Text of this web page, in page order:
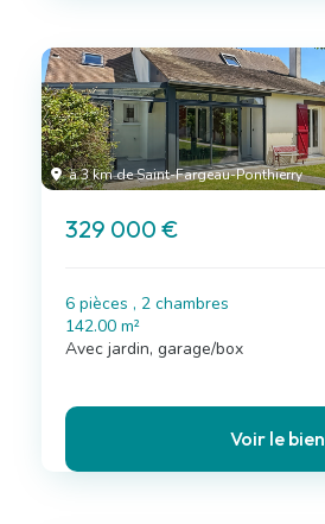
à 3 km de Saint-Fargeau-Ponthierry
329 000 €
6 pièces , 2 chambres
142.00 m²
Avec jardin, garage/box
Voir le bien